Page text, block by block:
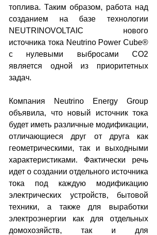
топлива. Таким образом, работа над
созданием на базе технологии
NEUTRINOVOLTAIC нового
источника тока Neutrino Power Cube®
с нулевыми выбросами СО2
является одной из приоритетных
задач.
Компания Neutrino Energy Group
объявила, что новый источник тока
будет иметь различные модификации,
отличающиеся друг от друга как
геометрическими, так и выходными
характеристиками. Фактически речь
идет о создании отдельного источника
тока под каждую модификацию
электрических устройств, бытовой
техники, а также для выработки
электроэнергии как для отдельных
домохозяйств, так и для